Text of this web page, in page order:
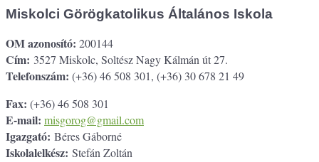
Miskolci Görögkatolikus Általános Iskola
OM azonosító: 200144
Cím: 3527 Miskolc, Soltész Nagy Kálmán út 27.
Telefonszám: (+36) 46 508 301, (+36) 30 678 21 49
Fax: (+36) 46 508 301
E-mail: misgorog@gmail.com
Igazgató: Béres Gáborné
Iskolalelkész: Stefán Zoltán